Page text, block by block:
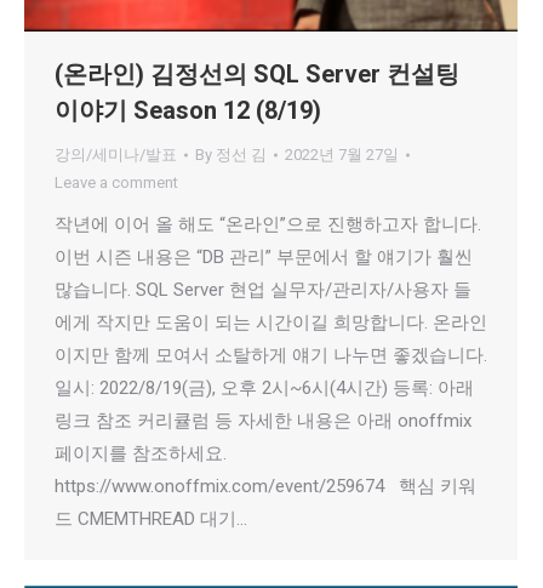
(온라인) 김정선의 SQL Server 컨설팅
이야기 Season 12 (8/19)
강의/세미나/발표 By 정선 김
2022년 7월 27일
Leave a comment
작년에 이어 올 해도 “온라인”으로 진행하고자 합니다.
이번 시즌 내용은 “DB 관리” 부문에서 할 얘기가 훨씬
많습니다. SQL Server 현업 실무자/관리자/사용자 들
에게 작지만 도움이 되는 시간이길 희망합니다. 온라인
이지만 함께 모여서 소탈하게 얘기 나누면 좋겠습니다.
일시: 2022/8/19(금), 오후 2시~6시(4시간) 등록: 아래
링크 참조 커리큘럼 등 자세한 내용은 아래 onoffmix
페이지를 참조하세요.
https://www.onoffmix.com/event/259674 핵심 키워
드 CMEMTHREAD 대기…